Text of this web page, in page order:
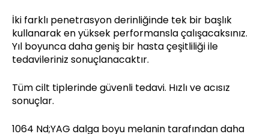
İki farklı penetrasyon derinliğinde tek bir başlık
kullanarak en yüksek performansla çalışacaksınız.
Yıl boyunca daha geniş bir hasta çeşitliliği ile
tedavileriniz sonuçlanacaktır.
Tüm cilt tiplerinde güvenli tedavi. Hızlı ve acısız
sonuçlar.
1064 Nd;YAG dalga boyu melanin tarafından daha